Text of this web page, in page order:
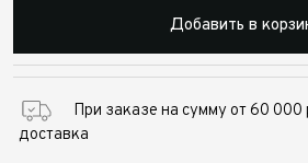
Добавить в
При заказе на сумму от 60 000
доставка